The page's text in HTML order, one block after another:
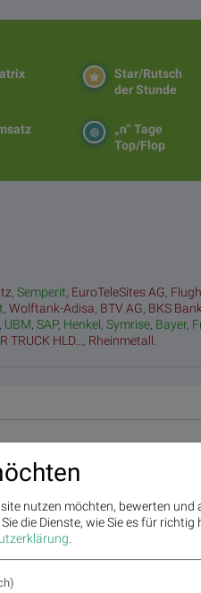
Star/Rutsch
der Stunde
„n“ Tage
Top/Flop
,Semperit, EuroTeleSites AG,
,Wolftank-Adisa, BTV AG, BKS
, UBM,SAP, Henkel,Symrise, Bayer,
TRUCK HLD... , Rheinmetall
größten Derivate-Emittenten und auch
Zertifikate und Aktienanleihen
aller Anlageklassen (Aktien, Indizes,
nimmt in Deutschland einen
partner
nutzen möchten, bewerten und
die Dienste, wie Sie es für richtig
.